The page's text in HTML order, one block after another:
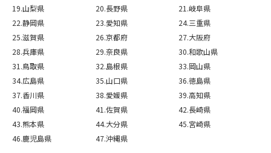
19.山梨県
20.長野県
21.岐阜県
22.静岡県
23.愛知県
24.三重県
25.滋賀県
26.京都府
27.大阪府
28.兵庫県
29.奈良県
30.和歌山県
31.鳥取県
32.島根県
33.岡山県
34.広島県
35.山口県
36.徳島県
37.香川県
38.愛媛県
39.高知県
40.福岡県
41.佐賀県
42.長崎県
43.熊本県
44.大分県
45.宮崎県
46.鹿児島県
47.沖縄県